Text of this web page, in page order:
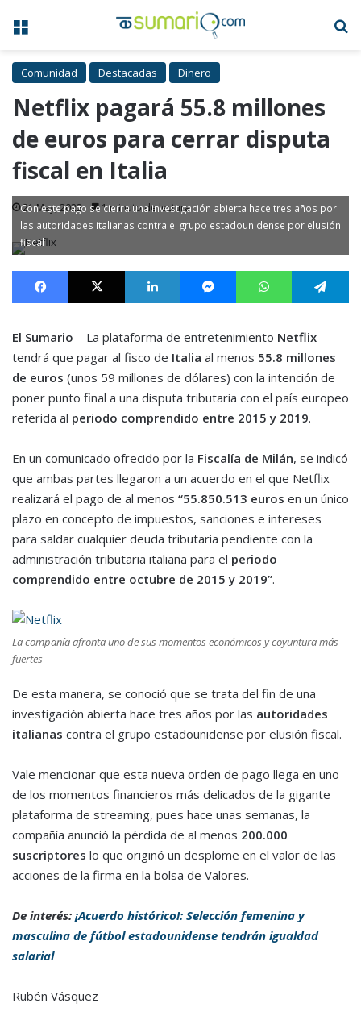
Menú
Comunidad Destacadas Dinero
Netflix pagará 55.8 millones
de euros para cerrar disputa
fiscal en Italia
21 May, 2022 1 minuto de lectura
Con este pago se cierra una investigación abierta hace tres años por
las autoridades italianas contra el grupo estadounidense por elusión
fiscal
Facebook X LinkedIn MessengerWhatsApp
El Sumario – La plataforma de entretenimiento Netflix
tendrá que pagar al fisco de Italia al menos 55.8 millones
de euros (unos 59 millones de dólares) con la intención de
poner punto final a una disputa tributaria con el país europeo
referida al periodo comprendido entre 2015 y 2019.
En un comunicado ofrecido por la Fiscalía de Milán, se indicó
que ambas partes llegaron a un acuerdo en el que Netflix
realizará el pago de al menos “55.850.513 euros en un único
plazo en concepto de impuestos, sanciones e intereses
para saldar cualquier deuda tributaria pendiente con la
administración tributaria italiana para el periodo
comprendido entre octubre de 2015 y 2019”.
La compañía afronta uno de sus momentos económicos y coyuntura más
fuertes
De esta manera, se conoció que se trata del fin de una
investigación abierta hace tres años por las autoridades
italianas contra el grupo estadounidense por elusión fiscal.
Vale mencionar que esta nueva orden de pago llega en uno
de los momentos financieros más delicados de la gigante
plataforma de streaming, pues hace unas semanas, la
compañía anunció la pérdida de al menos 200.000
suscriptores lo que originó un desplome en el valor de las
acciones de la firma en la bolsa de Valores.
De interés: ¡Acuerdo histórico!: Selección femenina y
masculina de fútbol estadounidense tendrán igualdad
salarial
Rubén Vásquez